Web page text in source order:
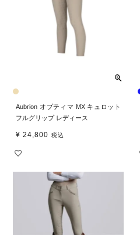
Aubrion オプティマ MX キュロット
フルグリップ レディース
¥ 24,800 税込